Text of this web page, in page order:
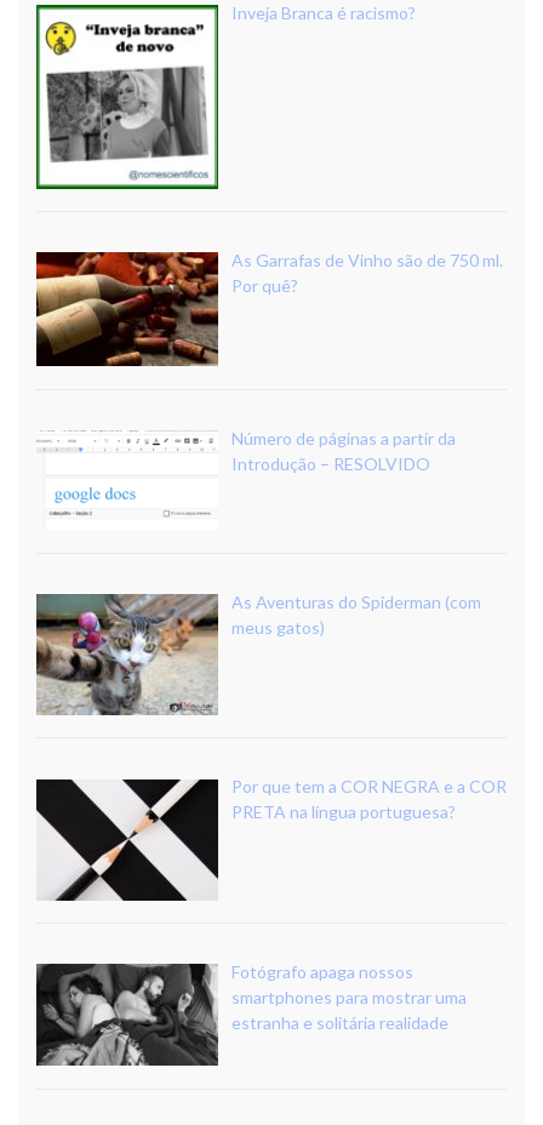
Inveja Branca é racismo?
As Garrafas de Vinho são de 750 ml.
Por quê?
Número de páginas a partir da
Introdução – RESOLVIDO
As Aventuras do Spiderman (com
meus gatos)
Por que tem a COR NEGRA e a COR
PRETA na língua portuguesa?
Fotógrafo apaga nossos
smartphones para mostrar uma
estranha e solitária realidade